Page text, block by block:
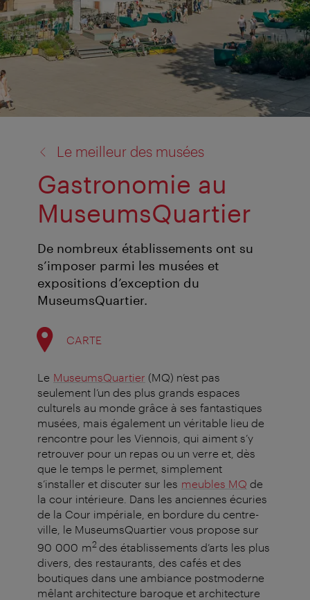
Le meilleur des musées
Gastronomie au
MuseumsQuartier
De nombreux établissements ont su
s’imposer parmi les musées et
expositions d’exception du
MuseumsQuartier.
CARTE
Le MuseumsQuartier (MQ) n’est pas
seulement l’un des plus grands espaces
culturels au monde grâce à ses fantastiques
musées, mais également un véritable lieu de
rencontre pour les Viennois, qui aiment s’y
retrouver pour un repas ou un verre et, dès
que le temps le permet, simplement
s’installer et discuter sur les meubles MQ de
la cour intérieure. Dans les anciennes écuries
de la Cour impériale, en bordure du centre-
ville, le MuseumsQuartier vous propose sur
90 000 m2 des établissements d’arts les plus
divers, des restaurants, des cafés et des
boutiques dans une ambiance postmoderne
mêlant architecture baroque et architecture